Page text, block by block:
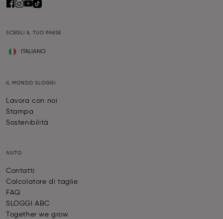
SCEGLI IL TUO PAESE
ITALIANO
IL MONDO SLOGGI
Lavora con noi
Stampa
Sostenibilità
AIUTO
Contatti
Calcolatore di taglie
FAQ
SLOGGI ABC
Together we grow